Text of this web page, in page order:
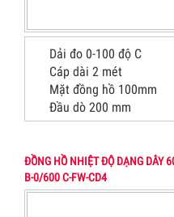
Dải đo 0-100 độ C
Cáp dài 2 mét
Mặt đồng hồ 100mm
Đầu dò 200 mm
ĐỒNG HỒ NHIỆT ĐỘ DẠNG DÂY
B-0/600 C-FW-CD4